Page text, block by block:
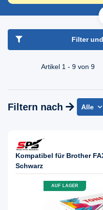
Freundlicher Support &
+49 30 2354 3969
Filter
Artikel 1 - 9 von 9
Filtern nach Alle
Kompatibel für Brother
Schwarz
AUF LAGER